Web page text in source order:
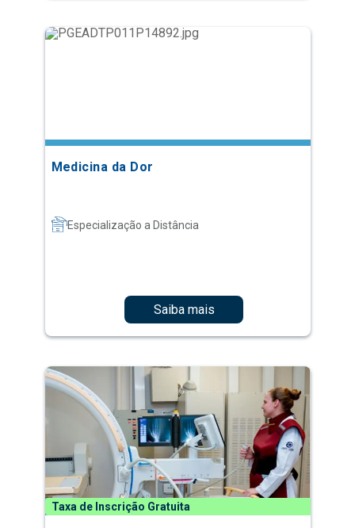
Medicina da Dor
Especialização a Distância
Saiba mais
Taxa de Inscrição Gratuita